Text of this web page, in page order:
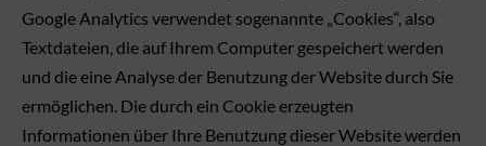
Google Analytics verwendet sogenannte „Cookies“, also
Textdateien, die auf Ihrem Computer gespeichert werden
und die eine Analyse der Benutzung der Website durch Sie
ermöglichen. Die durch ein Cookie erzeugten
Informationen über Ihre Benutzung dieser Website werden